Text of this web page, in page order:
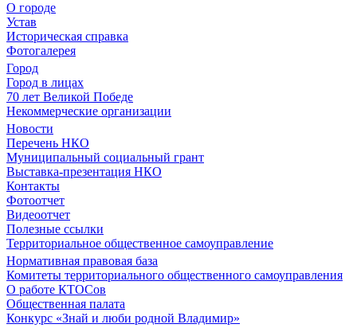
О городе
Устав
Историческая справка
Фотогалерея
Город
Город в лицах
70 лет Великой Победе
Некоммерческие организации
Новости
Перечень НКО
Муниципальный социальный грант
Выставка-презентация НКО
Контакты
Фотоотчет
Видеоотчет
Полезные ссылки
Территориальное общественное самоуправление
Нормативная правовая база
Комитеты территориального общественного самоуправления
О работе КТОСов
Общественная палата
Конкурс «Знай и люби родной Владимир»